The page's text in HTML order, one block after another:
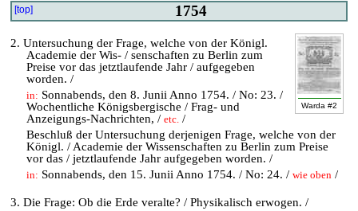
[top] 1754
Warda #2
2. Untersuchung der Frage, welche von der Königl.
Academie der Wis- / senschaften zu Berlin zum
Preise vor das jetztlaufende Jahr / aufgegeben
worden. /
in: Sonnabends, den 8. Junii Anno 1754. / No: 23. /
Wochentliche Königsbergische / Frag- und
Anzeigungs-Nachrichten, / etc. /
Beschluß der Untersuchung derjenigen Frage, welche von der
Königl. / Academie der Wissenschaften zu Berlin zum Preise
vor das / jetztlaufende Jahr aufgegeben worden. /
in: Sonnabends, den 15. Junii Anno 1754. / No: 24. / wie oben /
3. Die Frage: Ob die Erde veralte? / Physikalisch erwogen. /